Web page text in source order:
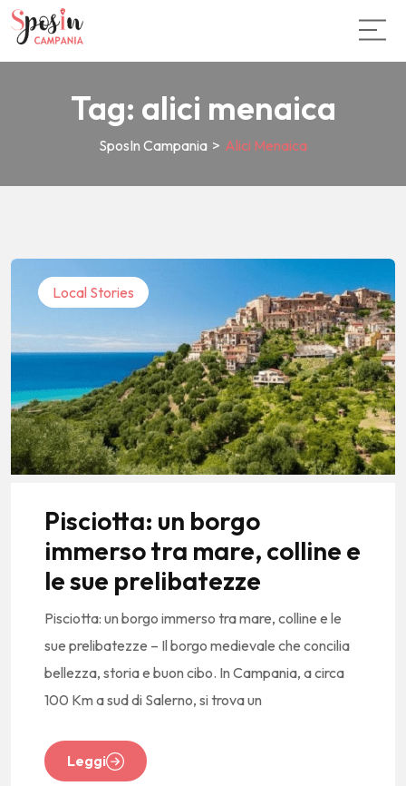
Tag: alici menaica
SposIn Campania > Alici Menaica
Local Stories
Pisciotta: un borgo
immerso tra mare, colline e
le sue prelibatezze
Pisciotta: un borgo immerso tra mare, colline e le
sue prelibatezze – Il borgo medievale che concilia
bellezza, storia e buon cibo. In Campania, a circa
100 Km a sud di Salerno, si trova un
Leggi